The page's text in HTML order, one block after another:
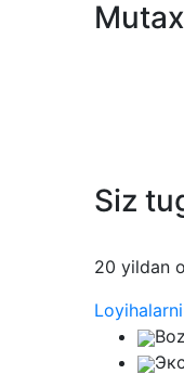
Siz
20 yildan